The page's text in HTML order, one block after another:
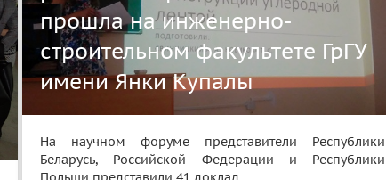
прошла на инженерно-
строительном факультете ГрГУ
имени Янки Купалы
На научном форуме представители Республики
Беларусь, Российской Федерации и Республики